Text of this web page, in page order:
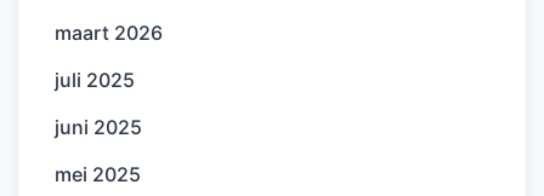
maart 2026
juli 2025
juni 2025
mei 2025